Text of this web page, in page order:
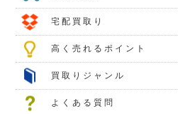
宅配買取り
高く売れるポイント
買取りジャンル
よくある質問